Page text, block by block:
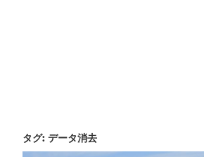
タグ: データ消去